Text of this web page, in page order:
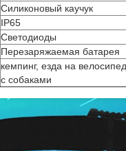
Силиконовый каучук
IP65
Светодиоды
Перезаряжаемая батарея
кемпинг, езда на
с собаками